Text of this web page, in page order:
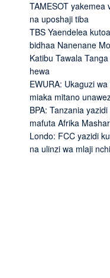
TAMESOT
na uposhaji tiba
TBS Yaendelea
bidhaa Nanenane
Katibu Tawala
hewa
EWURA: Ukaguzi
miaka mitano
BPA: Tanzania
mafuta Afrika
Londo: FCC yazidi
na ulinzi wa mlaji